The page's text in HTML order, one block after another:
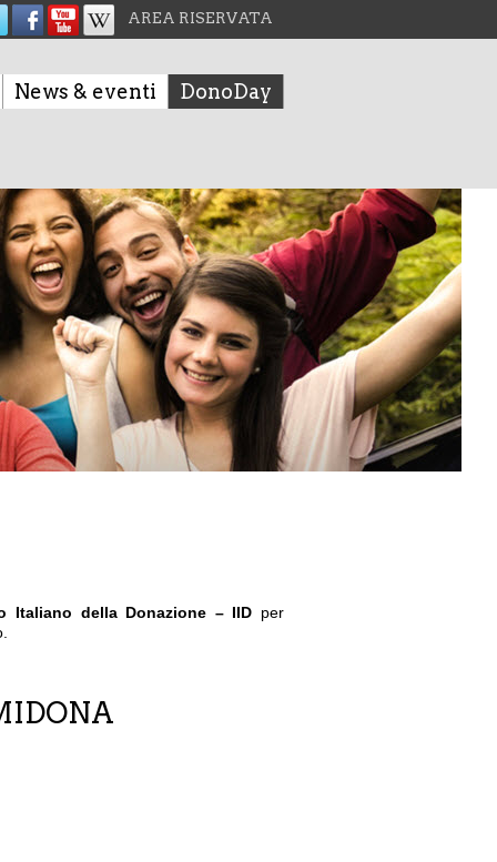
AREA RISERVATA
News & eventi DonoDay
Italiano della Donazione – IID per